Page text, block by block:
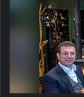
görüşme
polemiği